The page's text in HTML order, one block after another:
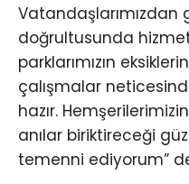
doğrultusunda
parklarımızın
çalışmalar
hazır.
anılar biriktireceği
temenni ediyorum”